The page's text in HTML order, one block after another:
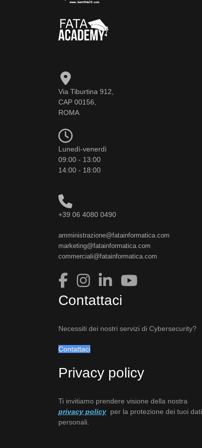
Via Tiburtina 912,
CAP 00156,
ROMA
Lunedì-venerdì
09:00 - 13:00
14:00 - 18:00
+39 06 4080 0490
amministrazione@fatainformatica.com
marketing@fatainformatica.com
commerciali@fatainformatica.com
Contattaci
Necessiti dei nostri servizi di Cybersecurity?
Contattaci
Privacy policy
Ti invitiamo prendere visione della nostra
privacy policy per la protezione dei tuoi dati
personali.